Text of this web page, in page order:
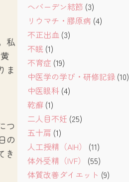
私
ま
つ
の
き
へバーデン結節 (3)
リウマチ・膠原病 (4)
不正出血(3)
不眠(1)
不育症 (19)
中医学の学び・研修記録(10)
中医眼科 (4)
乾癬(1)
二人目不妊 (25)
五十肩 (1)
人工授精（AIH）
(11)
体外受精（IVF）
(55)
体質改善ダイエット (9)